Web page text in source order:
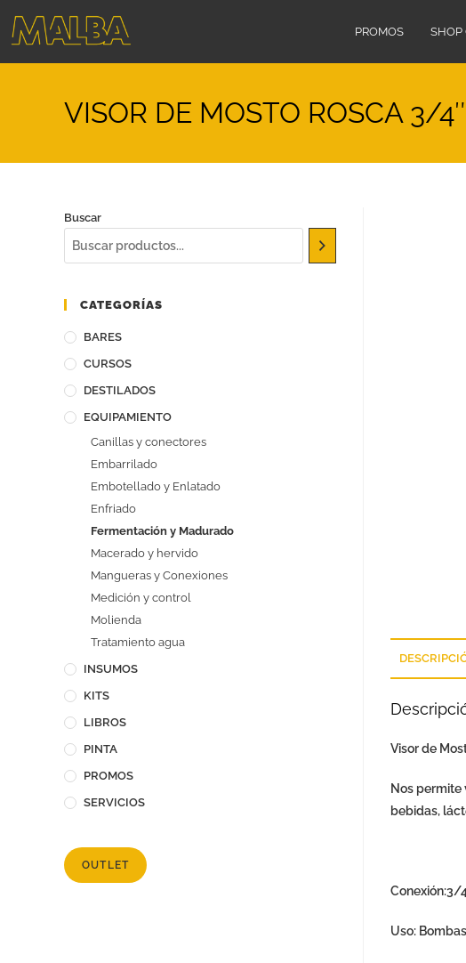
PROMOS SHOP
VISOR DE MOSTO ROSCA 3/
Visor de
Nos permite
bebidas,
Conexión:3/
Uso:
Buscar
CATEGORÍAS
BARES
CURSOS
DESTILADOS
EQUIPAMIENTO
Canillas y conectores
Embarrilado
Embotellado y Enlatado
Enfriado
Fermentación y Madurado
Macerado y hervido
Mangueras y Conexiones
Medición y control
Molienda
Tratamiento agua
INSUMOS
KITS
LIBROS
PINTA
PROMOS
SERVICIOS
OUTLET